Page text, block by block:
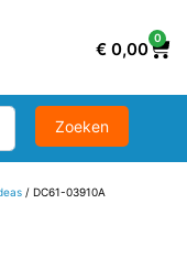
€ 0,00
0
/ DC61-03910A